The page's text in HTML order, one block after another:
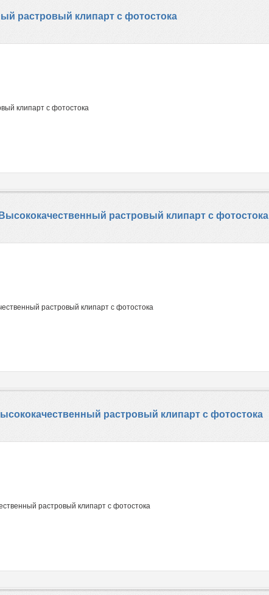
растровый клипарт с фотостока
клипарт с фотостока
растровый клипарт с фотостока
растровый клипарт с фотостока
растровый клипарт с фотостока
растровый клипарт с фотостока